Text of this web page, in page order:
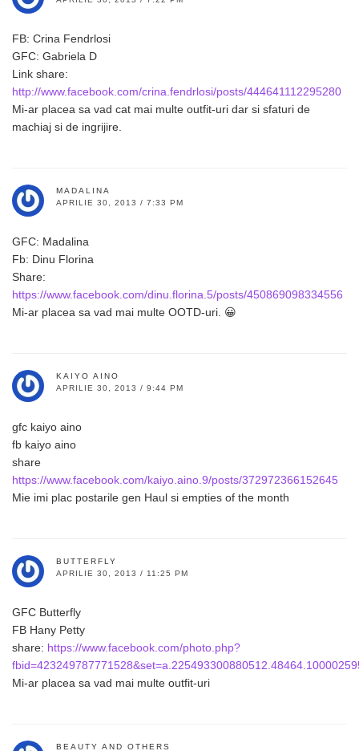
FB: Crina Fendrlosi
GFC: Gabriela D
Link share:
http://www.facebook.com/crina.fendrlosi/posts/444641112295280
Mi-ar placea sa vad cat mai multe outfit-uri dar si sfaturi de
machiaj si de ingrijire.
MADALINA
APRILIE 30, 2013 / 7:33 PM
GFC: Madalina
Fb: Dinu Florina
Share:
https://www.facebook.com/dinu.florina.5/posts/450869098334556
Mi-ar placea sa vad mai multe OOTD-uri. 😀
KAIYO AINO
APRILIE 30, 2013 / 9:44 PM
gfc kaiyo aino
fb kaiyo aino
share
https://www.facebook.com/kaiyo.aino.9/posts/372972366152645
Mie imi plac postarile gen Haul si empties of the month
BUTTERFLY
APRILIE 30, 2013 / 11:25 PM
GFC Butterfly
FB Hany Petty
share: https://www.facebook.com/photo.php?
Mi-ar placea sa vad mai multe outfit-uri
BEAUTY AND OTHERS